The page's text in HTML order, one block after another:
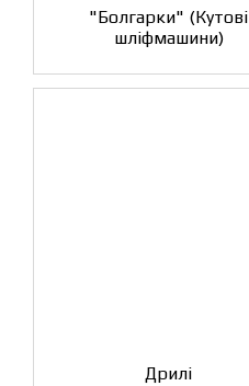
"Болгарки" (Кутові
шліфмашини)
Дрилі